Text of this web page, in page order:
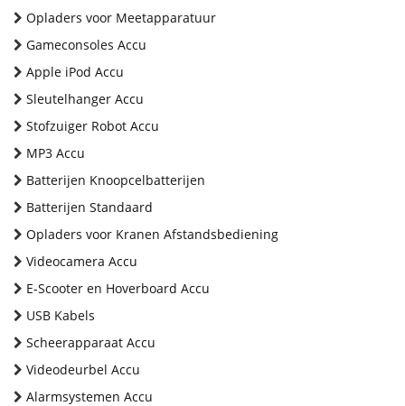
Opladers voor Meetapparatuur
Gameconsoles Accu
Apple iPod Accu
Sleutelhanger Accu
Stofzuiger Robot Accu
MP3 Accu
Batterijen Knoopcelbatterijen
Batterijen Standaard
Opladers voor Kranen Afstandsbediening
Videocamera Accu
E-Scooter en Hoverboard Accu
USB Kabels
Scheerapparaat Accu
Videodeurbel Accu
Alarmsystemen Accu